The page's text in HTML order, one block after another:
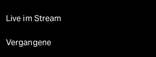
Live im Stream
Vergangene